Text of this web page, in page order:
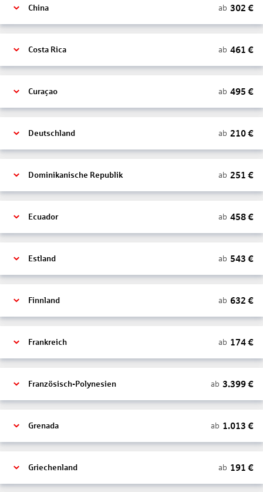
China ab 302 €
Costa Rica ab 461 €
Curaçao ab 495 €
Deutschland ab 210€
Dominikanische Republik ab 251 €
Ecuador ab 458€
Estland ab 543 €
Finnland ab 632 €
Frankreich ab 174€
Französisch-Polynesien ab 3.399€
Grenada ab 1.013 €
Griechenland ab 191 €